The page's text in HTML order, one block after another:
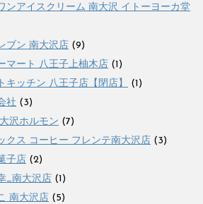
ンアイスクリーム 南大沢 イトーヨーカ堂
ブン 南大沢店 (9)
マート 八王子上柚木店 (1)
キッチン 八王子店【閉店】
(1)
社 (3)
沢ホルモン (7)
クス コーヒー フレンテ南大沢店 (3)
子店 (2)
_南大沢店 (1)
南大沢店 (5)